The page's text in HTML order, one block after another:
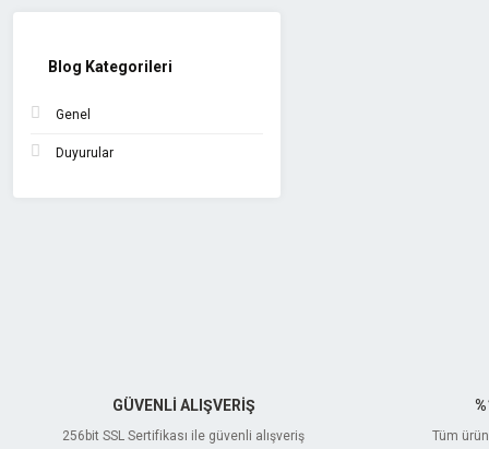
Blog Kategorileri
Genel
Duyurular
GÜVENLİ ALIŞVERİŞ
256bit SSL Sertifikası ile güvenli alışveriş Tüm